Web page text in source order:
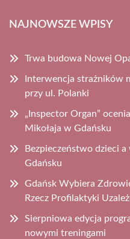
NAJNOWSZE WPISY
Trwa budowa Nowej
Interwencja strażników
przy ul. Polanki
„Inspector Organ”
Mikołaja w Gdańsku
Bezpieczeństwo dzieci
Gdańsku
Gdańsk Wybiera
Rzecz Profilaktyki
Sierpniowa edycja
nowymi treningami